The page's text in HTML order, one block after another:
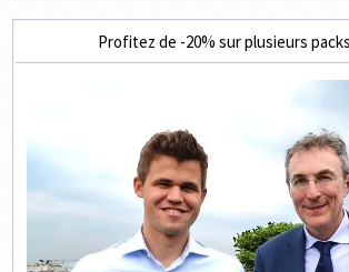
Profitez de -20% sur plusieurs